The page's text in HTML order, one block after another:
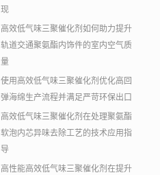
现
高效低气味三聚催化剂如何助力提升
轨道交通聚氨酯内饰件的室内空气质
量
使用高效低气味三聚催化剂优化高回
弹海绵生产流程并满足严苛环保出口
高效低气味三聚催化剂在处理聚氨酯
软泡内芯异味去除工艺的技术应用指
导
高性能高效低气味三聚催化剂在提升